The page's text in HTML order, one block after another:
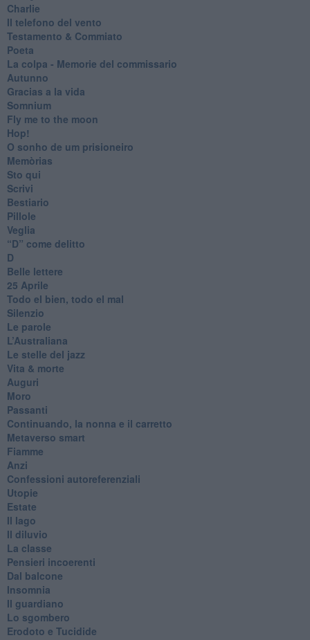
Charlie
Il telefono del vento
Testamento & Commiato
Poeta
​La colpa - Memorie del commissario
Autunno
Gracias a la vida
Somnium
Fly me to the moon
Hop!
O sonho de um prisioneiro
Memòrias
Sto qui
Scrivi
Bestiario
Pillole
Veglia
​“D” come delitto
D
Belle lettere
25 Aprile
Todo el bien, todo el mal
Silenzio
Le parole
​L’Australiana
Le stelle del jazz
Vita & morte
Auguri
Moro
Passanti
Continuando, la nonna e il carretto
Metaverso smart
Fiamme
Anzi
Confessioni autoreferenziali
Utopie
Estate
Il lago
Il diluvio
La classe
Pensieri incoerenti
Dal balcone
Insomnia
Il guardiano
Lo sgombero
Erodoto e Tucidide